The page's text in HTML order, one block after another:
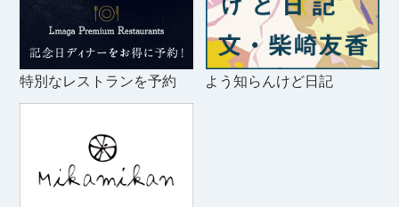
特別なレストランを予約 よう知らんけど日記